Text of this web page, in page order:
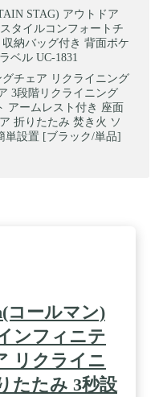
STAG) アウトドア
タイルコンフォートチ
納バッグ付き 背面ポケ
ベル UC-1831
チェア リクライニング
3段階リクライニング
アームレスト付き 座面
折りたたみ 焚き火 ソ
単設置 [ブラック/単品]
コールマン)
ンフィニテ
リクライニ
たたみ 3秒設